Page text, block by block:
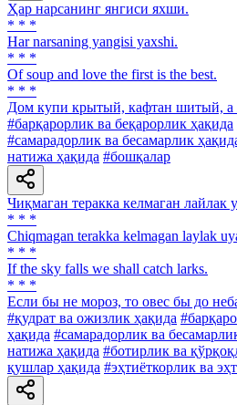
Ҳар нарсанинг янгиси яхши.
* * *
Har narsaning yangisi yaxshi.
* * *
Of soup and love the first is the best.
* * *
Дом купи крытый, кафтан шитый, а
#барқарорлик ва беқарорлик ҳақида
#самарадорлик ва бесамарлик
натижа ҳақида #бошқалар
Чиқмаган теракка келмаган лайлак
* * *
Chiqmagan terakka kelmagan laylak
* * *
If the sky falls we shall catch larks.
* * *
Если бы не мороз, то овес бы до
#қудрат ва ожизлик ҳақида
ҳақида #самарадорлик ва
натижа ҳақида #ботирлик ва
қушлар ҳақида #эҳтиёткорлик ва